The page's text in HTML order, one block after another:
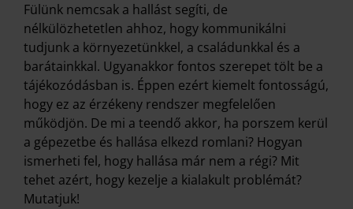
Fülünk nemcsak a hallást segíti, de
nélkülözhetetlen ahhoz, hogy kommunikálni
tudjunk a környezetünkkel, a családunkkal és a
barátainkkal. Ugyanakkor fontos szerepet tölt be a
tájékozódásban is. Éppen ezért kiemelt fontosságú,
hogy ez az érzékeny rendszer megfelelően
működjön. De mi a teendő akkor, ha porszem kerül
a gépezetbe és hallása elkezd romlani? Hogyan
ismerheti fel, hogy hallása már nem a régi? Mit
tehet azért, hogy kezelje a kialakult problémát?
Mutatjuk!